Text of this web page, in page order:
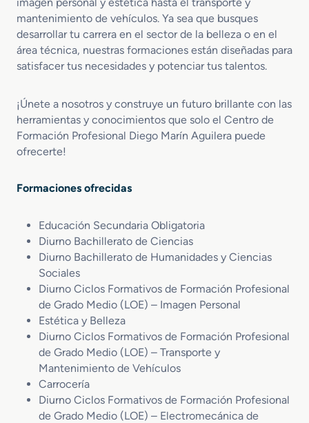
mantenimiento de vehículos. Ya sea que busques
desarrollar tu carrera en el sector de la belleza o en el
área técnica, nuestras formaciones están diseñadas para
satisfacer tus necesidades y potenciar tus talentos.
¡Únete a nosotros y construye un futuro brillante con las
herramientas y conocimientos que solo el Centro de
Formación Profesional Diego Marín Aguilera puede
ofrecerte!
Formaciones ofrecidas
Educación Secundaria Obligatoria
Diurno Bachillerato de Ciencias
Diurno Bachillerato de Humanidades y Ciencias
Sociales
Diurno Ciclos Formativos de Formación Profesional
de Grado Medio (LOE) – Imagen Personal
Estética y Belleza
Diurno Ciclos Formativos de Formación Profesional
de Grado Medio (LOE) – Transporte y
Mantenimiento de Vehículos
Carrocería
Diurno Ciclos Formativos de Formación Profesional
de Grado Medio (LOE) – Electromecánica de